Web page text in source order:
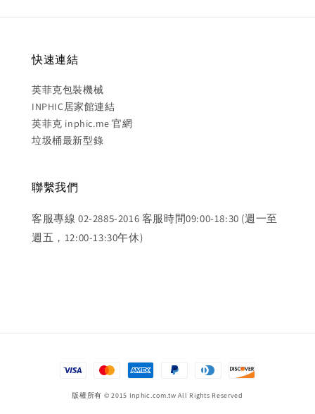
快速連結
英菲克包裝機械
INPHIC居家館連結
英菲克 inphic.me 官網
垃圾桶最新型錄
聯繫我們
客服專線 02-2885-2016 客服時間09:00-18:30 (週一至
週五，12:00-13:30午休)
版權所有 © 2015 Inphic.com.tw All Rights Reserved